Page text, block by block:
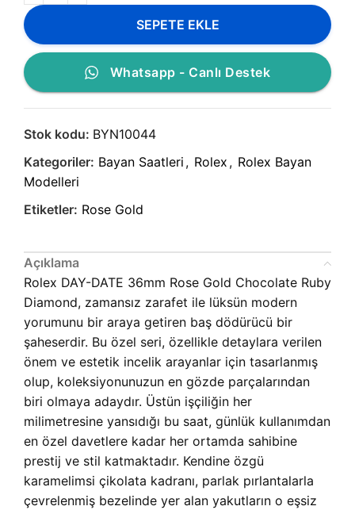
SEPETE EKLE
Whatsapp - Canlı Destek
Stok kodu: BYN10044
Kategoriler: Bayan Saatleri , Rolex , Rolex Bayan
Modelleri
Etiketler: Rose Gold
Açıklama
Rolex DAY-DATE 36mm Rose Gold Chocolate Ruby
Diamond, zamansız zarafet ile lüksün modern
yorumunu bir araya getiren baş dödürücü bir
şaheserdir. Bu özel seri, özellikle detaylara verilen
önem ve estetik incelik arayanlar için tasarlanmış
olup, koleksiyonunuzun en gözde parçalarından
biri olmaya adaydır. Üstün işçiliğin her
milimetresine yansıdığı bu saat, günlük kullanımdan
en özel davetlere kadar her ortamda sahibine
prestij ve stil katmaktadır. Kendine özgü
karamelimsi çikolata kadranı, parlak pırlantalarla
çevrelenmiş bezelinde yer alan yakutların o eşsiz